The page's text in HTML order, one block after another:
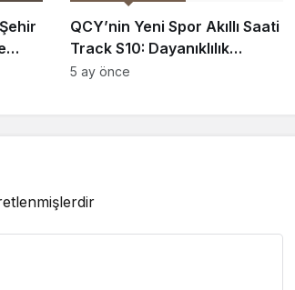
QCY’nin Yeni Spor Akıllı Saati
Track S10: Dayanıklılık
Sporlarına Odaklanan
5 ay önce